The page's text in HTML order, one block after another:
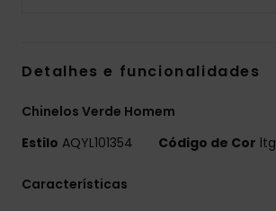
Detalhes e funcionalidades
Chinelos Verde Homem
Estilo AQYL101354 Código de Cor ltg
Características